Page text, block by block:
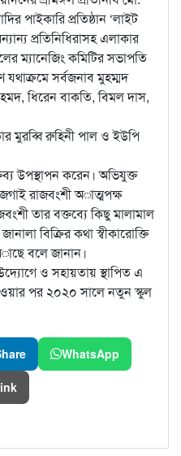
পাইকারি প্রতিষ্ঠান ‘লাইট
প্রতিনিধিরাসহ এলাকার
ম্যানেজিং কমিটির সভাপতি
সর্বজনাব মুহম্মদ
ধিরেন বাকতি, বিমল দাস,
মুরব্বি রুহিনী পাল ও ইউপি
উপস্থাপন করেন। অভিযুক্ত
রাজবংশী অাত্মপক্ষ
তার বক্তব্যে কিছু মালামাল
বিক্রির কথা স্বীকারোক্তি
বলে জানান।
ও সহায়তায় স্থাপিত এ
পর ২০২০ সালে নতুন স্কুল
WhatsApp